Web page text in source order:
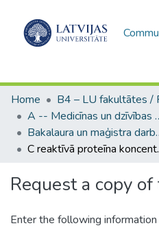
Home
A -- Medicīnas un dzīvības
Bakalaura un
C reaktīvā proteīna
Request a copy
Enter the following